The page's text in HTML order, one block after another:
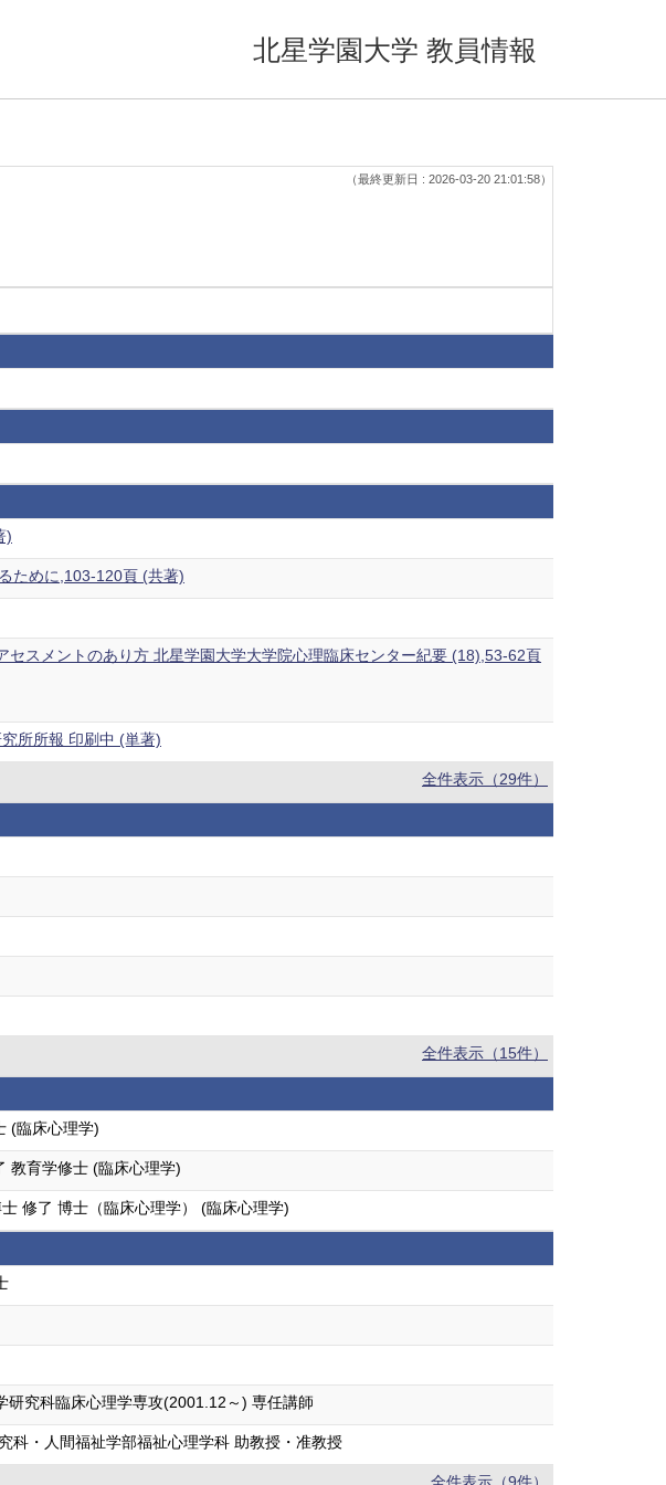
北星学園大学 教員情報
（最終更新日 : 2026-03-20 21:01:58）
)
ために,103-120頁 (共著)
スメントのあり方 北星学園大学大学院心理臨床センター紀要 (18),53-62頁
所所報 印刷中 (単著)
全件表示（29件）
全件表示（15件）
(臨床心理学)
教育学修士 (臨床心理学)
修了 博士（臨床心理学） (臨床心理学)
究科臨床心理学専攻(2001.12～) 専任講師
科・人間福祉学部福祉心理学科 助教授・准教授